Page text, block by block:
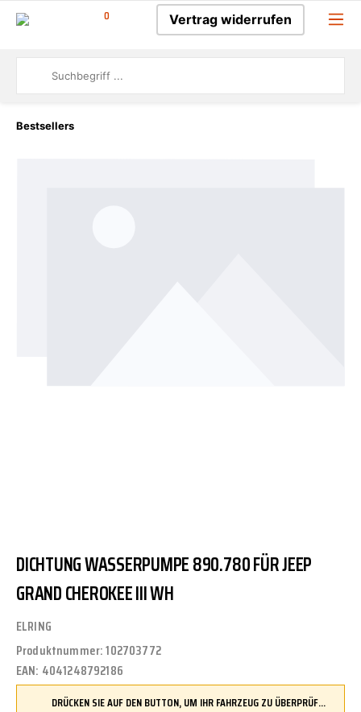
0 Vertrag widerrufen
Bestsellers
DICHTUNG WASSERPUMPE 890.780 FÜR JEEP
GRAND CHEROKEE III WH
ELRING
Produktnummer:102703772
EAN: 4041248792186
DRÜCKEN SIE AUF DEN BUTTON, UM IHR FAHRZEUG ZU ÜBERPRÜFEN UND SICHERZUSTELLEN, DASS DIESES TEIL KOMPATIBEL IST, BEVOR SIE ES BESTELLEN